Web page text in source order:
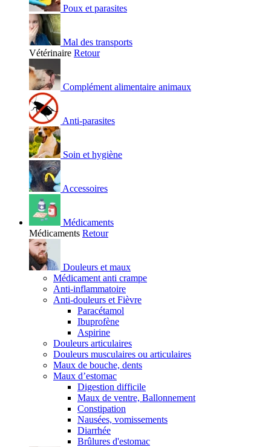
Poux et parasites
Mal des transports
Vétérinaire Retour
Complément alimentaire animaux
Anti-parasites
Soin et hygiène
Accessoires
Médicaments
Médicaments Retour
Douleurs et maux
Médicament anti crampe
Anti-inflammatoire
Anti-douleurs et Fièvre
Paracétamol
Ibuprofène
Aspirine
Douleurs articulaires
Douleurs musculaires ou articulaires
Maux de bouche, dents
Maux d’estomac
Digestion difficile
Maux de ventre, Ballonnement
Constipation
Nausées, vomissements
Diarrhée
Brûlures d'estomac